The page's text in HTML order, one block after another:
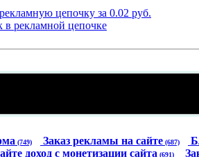
(749) Заказ рекламы на сайте (687)
доход с монетизации сайта (691)